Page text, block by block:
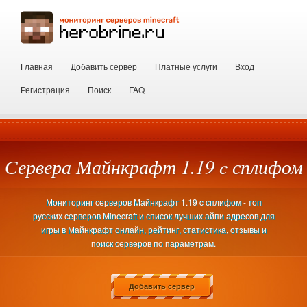
Главная Добавить сервер Платные услуги
Вход
Регистрация
Поиск FAQ
Сервера Майнкрафт 1.19 c сплифом
Мониторинг серверов Майнкрафт 1.19 c сплифом - топ
русских серверов Minecraft и список лучших айпи адресов для
игры в Майнкрафт онлайн, рейтинг, статистика, отзывы и
поиск серверов по параметрам.
Добавить сервер